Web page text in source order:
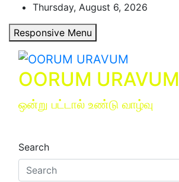
content
Thursday, August 6, 2026
Responsive Menu
OORUM URAVUM
ஒன்று பட்டால் உண்டு வாழ்வு
Search